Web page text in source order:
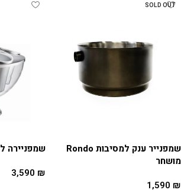
SOLD OUT
שמפנייר ענק למסיבות Rondo
מושחר
1,590 ₪
שמפניירה ל 6 בקבוקים
3,590 ₪